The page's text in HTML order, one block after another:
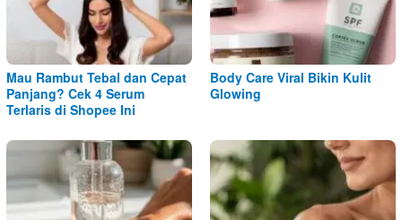
Mau Rambut Tebal dan Cepat
Panjang? Cek 4 Serum
Terlaris di Shopee Ini
Body Care Viral Bikin Kulit
Glowing